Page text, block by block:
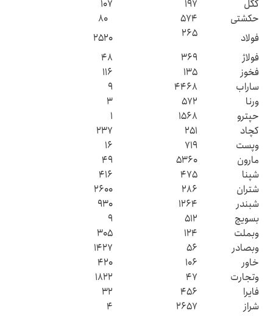
کگل
۱۹۷
۱۰۷
حکشتی‌
۵۷۴
۸۰
فولاد
۲۶۵
۲۵۲۰
فولاژ
۳۶۹
۴۸
فخوز
۱۳۵
۱۱۶
ساراب
۴۴۶۸
۹
ورنا
۵۷۲
۳
حپترو
۱۵۶۸
۱
کچاد
۲۵۱
۲۳۷
وپست
۷۱۹
۱۶
مارون
۵۳۶۰
۴۹
شپنا
۴۷۵
۴۱۶
شتران
۲۸۶
۲۶۰۰
شبندر
۱۲۶۴
۹۳۰
بسویچ
۵۱۲
۹
وبملت
۱۲۴
۳۰۵
وبصادر
۵۶
۱۴۲۷
خاور
۱۰۶
۴۲۰
وتجارت
۴۷
۱۸۲۲
فایرا
۴۵۶
۳۲
شراز
۲۶۵۷
۴